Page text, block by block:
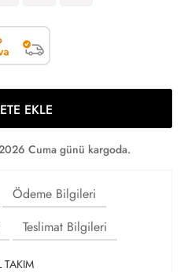
EKLE
Cuma günü kargoda.
Ödeme Bilgileri
Teslimat Bilgileri
TAKIM